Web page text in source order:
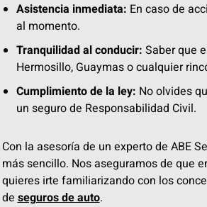
Asistencia inmediata: En caso de
al momento.
Tranquilidad al conducir: Saber que
Hermosillo, Guaymas o cualquier
Cumplimiento de la ley: No olvides
un seguro de Responsabilidad Civil.
Con la asesoría de un experto de ABE
más sencillo. Nos aseguramos de que
quieres irte familiarizando con los
deseguros de auto.